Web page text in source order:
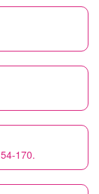
170.